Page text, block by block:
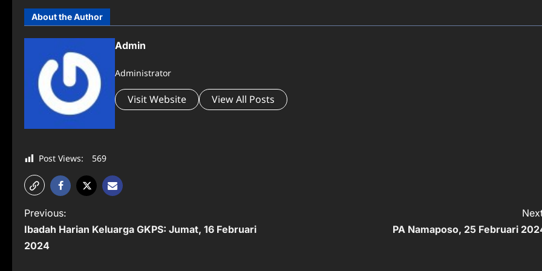
About the Author
Admin
Administrator
Visit Website View All Posts
Post Views: 569
P
o
Previous:
Ibadah Harian Keluarga GKPS: Jumat, 16 Februari
2024
PA Namaposo, 25 Februari